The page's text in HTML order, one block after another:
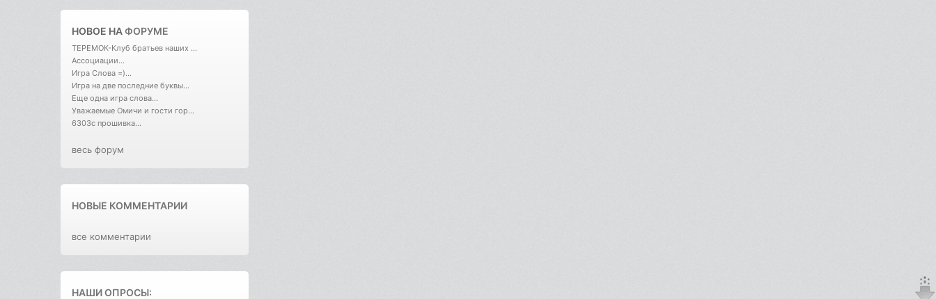
НОВОЕ НАФОРУМЕ
ТЕРЕМОК-Клуб братьев наших ...
Ассоциации...
Игра Слова =)...
Игра на две последние буквы...
Еще одна игра слова...
Уважаемые Омичи и гости гор...
6303с прошивка...
весь форум
НОВЫЕ КОММЕНТАРИИ
все комментарии
НАШИ ОПРОСЫ: